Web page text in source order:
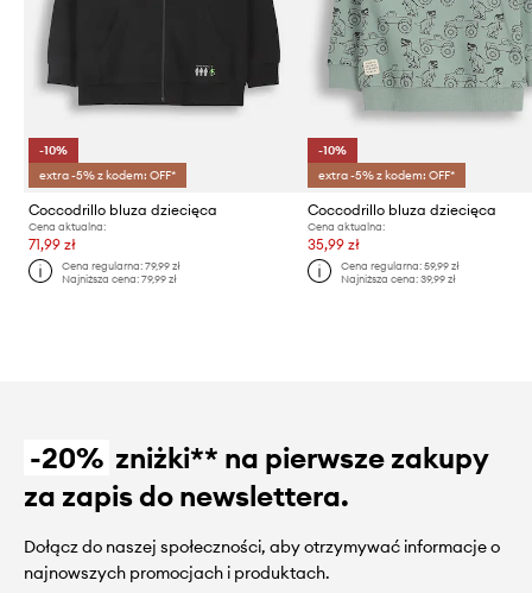
-10%
extra -5% z kodem: OFF*
Coccodrillo bluza dziecięca
Cena aktualna:
71,99 zł
Cena regularna:79,99 zł
Najniższa cena:79,99 zł
-10%
extra -5% z kodem: OFF*
Coccodrillo bluza dziecięca
Cena aktualna:
35,99 zł
Cena regularna: 59,99 zł
Najniższa cena: 39,99 zł
-20% zniżki** na pierwsze zakupy
za zapis do newslettera.
Dołącz do naszej społeczności, aby otrzymywać informacje o
najnowszych promocjach i produktach.